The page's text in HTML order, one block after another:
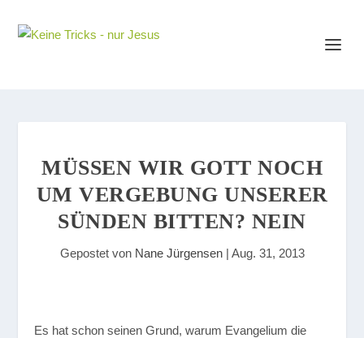
MÜSSEN WIR GOTT NOCH
UM VERGEBUNG UNSERER
SÜNDEN BITTEN? NEIN
Gepostet von Nane Jürgensen| Aug. 31, 2013
Es hat schon seinen Grund, warum Evangelium die